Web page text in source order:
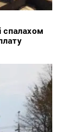
спалахом